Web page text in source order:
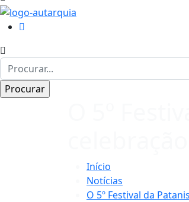
Início
Notícias
O 5º Festival da